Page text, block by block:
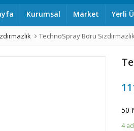
Kurumsal Market Yerli
TechnoSpray Boru
50
4